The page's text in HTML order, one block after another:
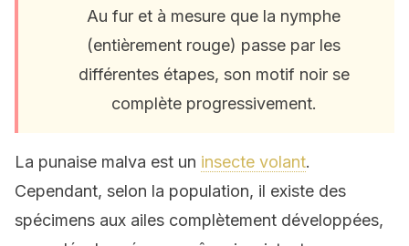
Au fur et à mesure que la nymphe
(entièrement rouge) passe par les
différentes étapes, son motif noir se
complète progressivement.
La punaise malva est un insecte volant.
Cependant, selon la population, il existe des
spécimens aux ailes complètement développées,